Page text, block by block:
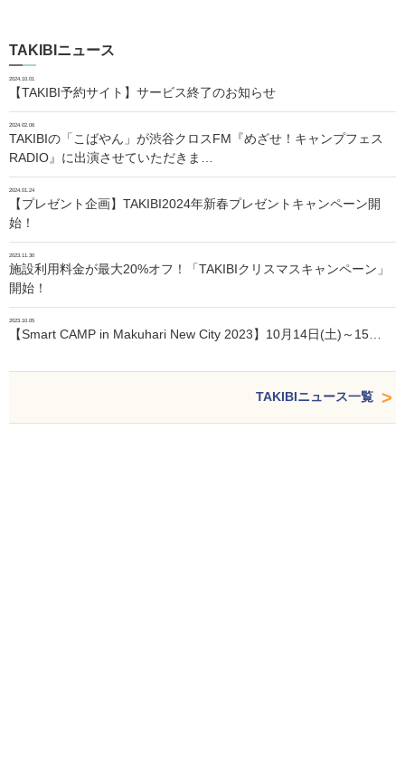
TAKIBIニュース
2024.10.01
【TAKIBI予約サイト】サービス終了のお知らせ
2024.02.06
TAKIBIの「こばやん」が渋谷クロスFM『めざせ！キャンプフェス
RADIO』に出演させていただきま…
2024.01.24
【プレゼント企画】TAKIBI2024年新春プレゼントキャンペーン開
始！
2023.11.30
施設利用料金が最大20%オフ！「TAKIBIクリスマスキャンペーン」
開始！
2023.10.05
【Smart CAMP in Makuhari New City 2023】10月14日(土)～15…
TAKIBIニュース一覧